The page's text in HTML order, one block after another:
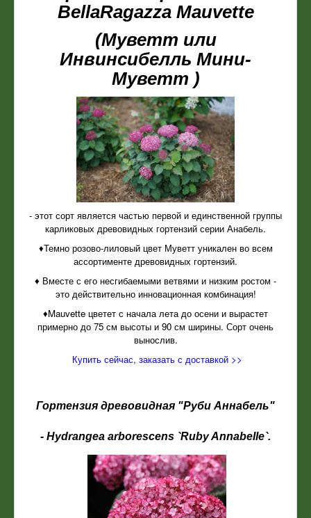
BellaRagazza Mauvette
(Муветт или
Инвинсибелль Мини-
Муветт )
- этот сорт является частью первой и единственной группы
карликовых древовидных гортензий серии Анабель.
♦Темно розово-лиловый цвет Муветт уникален во всем
ассортименте древовидных гортензий.
♦ Вместе с его несгибаемыми ветвями и низким ростом -
это действительно инновационная комбинация!
♦Mauvette цветет с начала лета до осени и вырастет
примерно до 75 см высоты и 90 см ширины. Сорт очень
вынослив.
Купить сейчас, заказать с доставкой >>
Гортензия древовидная "Руби Аннабель"
- Hydrangea arborescens `Ruby Annabelle`.